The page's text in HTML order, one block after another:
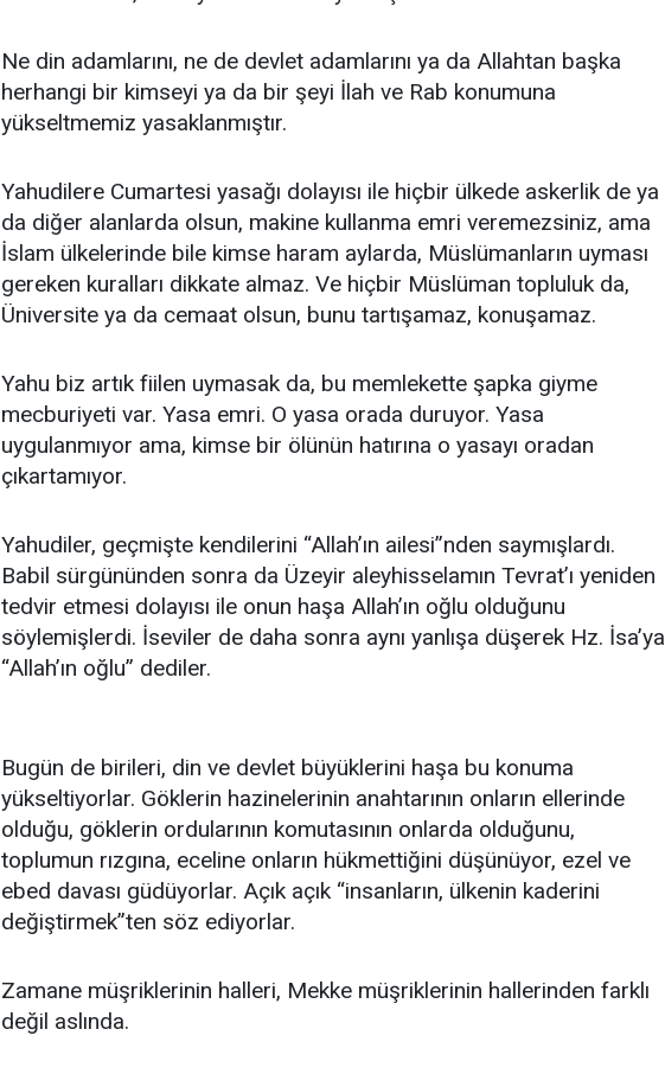
Ne din adamlarını, ne de devlet adamlarını ya da Allahtan başka
herhangi bir kimseyi ya da bir şeyi İlah ve Rab konumuna
yükseltmemiz yasaklanmıştır.
Yahudilere Cumartesi yasağı dolayısı ile hiçbir ülkede askerlik de ya
da diğer alanlarda olsun, makine kullanma emri veremezsiniz, ama
İslam ülkelerinde bile kimse haram aylarda, Müslümanların uyması
gereken kuralları dikkate almaz. Ve hiçbir Müslüman topluluk da,
Üniversite ya da cemaat olsun, bunu tartışamaz, konuşamaz.
Yahu biz artık fiilen uymasak da, bu memlekette şapka giyme
mecburiyeti var. Yasa emri. O yasa orada duruyor. Yasa
uygulanmıyor ama, kimse bir ölünün hatırına o yasayı oradan
çıkartamıyor.
Yahudiler, geçmişte kendilerini “Allah’ın ailesi”nden saymışlardı.
Babil sürgününden sonra da Üzeyir aleyhisselamın Tevrat’ı yeniden
tedvir etmesi dolayısı ile onun haşa Allah’ın oğlu olduğunu
söylemişlerdi. İseviler de daha sonra aynı yanlışa düşerek Hz. İsa’ya
“Allah’ın oğlu” dediler.
Bugün de birileri, din ve devlet büyüklerini haşa bu konuma
yükseltiyorlar. Göklerin hazinelerinin anahtarının onların ellerinde
olduğu, göklerin ordularının komutasının onlarda olduğunu,
toplumun rızgına, eceline onların hükmettiğini düşünüyor, ezel ve
ebed davası güdüyorlar. Açık açık “insanların, ülkenin kaderini
değiştirmek”ten söz ediyorlar.
Zamane müşriklerinin halleri, Mekke müşriklerinin hallerinden farklı
değil aslında.